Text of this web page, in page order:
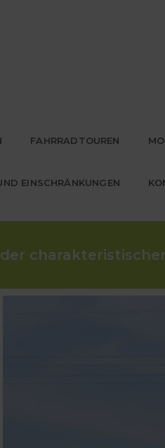
FAHRRADTOUREN
EINSCHRÄNKUNGEN